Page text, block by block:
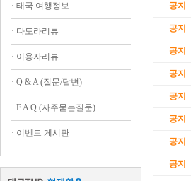
· 태국 여행정보
· 다도라리뷰
· 이용자리뷰
· Q & A (질문/답변)
· F A Q (자주묻는질문)
· 이벤트 게시판
공지
공지
공지
공지
공지
공지
공지
공지